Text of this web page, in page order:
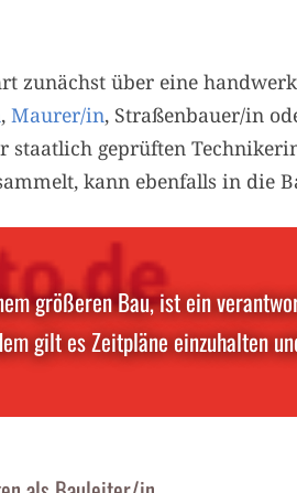
zunächst über eine
, Maurer/in, Straßenbauer/in
geprüften
kann ebenfalls in die
größeren Bau, ist ein
gilt es Zeitpläne einzuhalten